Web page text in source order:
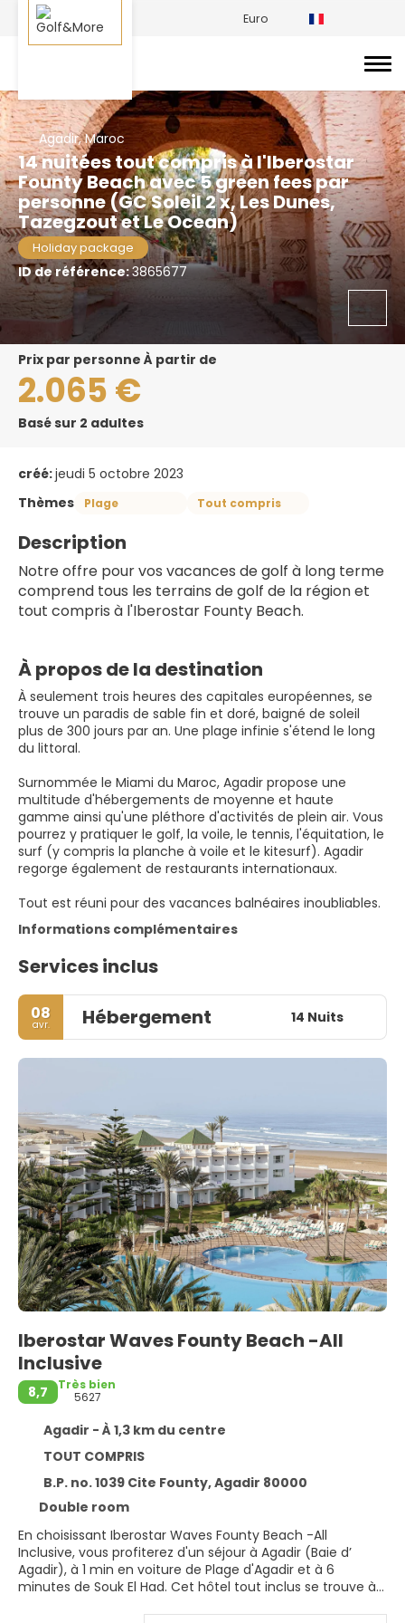
Euro
Agadir, Maroc
14 nuitées tout compris à l'Iberostar
Founty Beach avec 5 green fees par
personne (GC Soleil 2 x, Les Dunes,
Tazegzout et Le Ocean)
Holiday package
ID de référence:3865677
prix par personne À partir de
2.065 €
Basé sur 2 adultes
créé:jeudi 5 octobre 2023
Thèmes
Plage Tout compris
Description
Notre offre pour vos vacances de golf à long terme
comprend tous les terrains de golf de la région et
tout compris à l'Iberostar Founty Beach.
À propos de la destination
À seulement trois heures des capitales européennes, se
trouve un paradis de sable fin et doré, baigné de soleil
plus de 300 jours par an. Une plage infinie s'étend le long
du littoral.
Surnommée le Miami du Maroc, Agadir propose une
multitude d'hébergements de moyenne et haute
gamme ainsi qu'une pléthore d'activités de plein air. Vous
pourrez y pratiquer le golf, la voile, le tennis, l'équitation, le
surf (y compris la planche à voile et le kitesurf). Agadir
regorge également de restaurants internationaux.
Tout est réuni pour des vacances balnéaires inoubliables.
Informations complémentaires
Services inclus
08
avr. Hébergement 14 Nuits
Iberostar Waves Founty Beach -All
Inclusive
8,7
Très bien
5627
Agadir - À 1,3 km du centre
TOUT COMPRIS
B.P. no. 1039 Cite Founty, Agadir 80000
Double room
En choisissant Iberostar Waves Founty Beach -All
Inclusive, vous profiterez d'un séjour à Agadir (Baie d’
Agadir), à 1 min en voiture de Plage d'Agadir et à 6
minutes de Souk El Had. Cet hôtel tout inclus se trouve à